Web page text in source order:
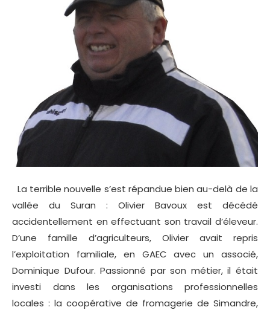
La terrible nouvelle s’est répandue bien au-delà de la
vallée du Suran : Olivier Bavoux est décédé
accidentellement en effectuant son travail d’éleveur.
D’une famille d’agriculteurs, Olivier avait repris
l’exploitation familiale, en GAEC avec un associé,
Dominique Dufour. Passionné par son métier, il était
investi dans les organisations professionnelles
locales : la coopérative de fromagerie de Simandre,